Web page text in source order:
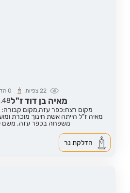
22 צפיות 0
מאיה בן דוד ז"ל48,
מקום רצח:כפר עזה,מקום קבורה:
מאיה ז"ל הייתה אשת חינוך מוכרת
משפחה בכפר עזה. משם
הדלקת נר